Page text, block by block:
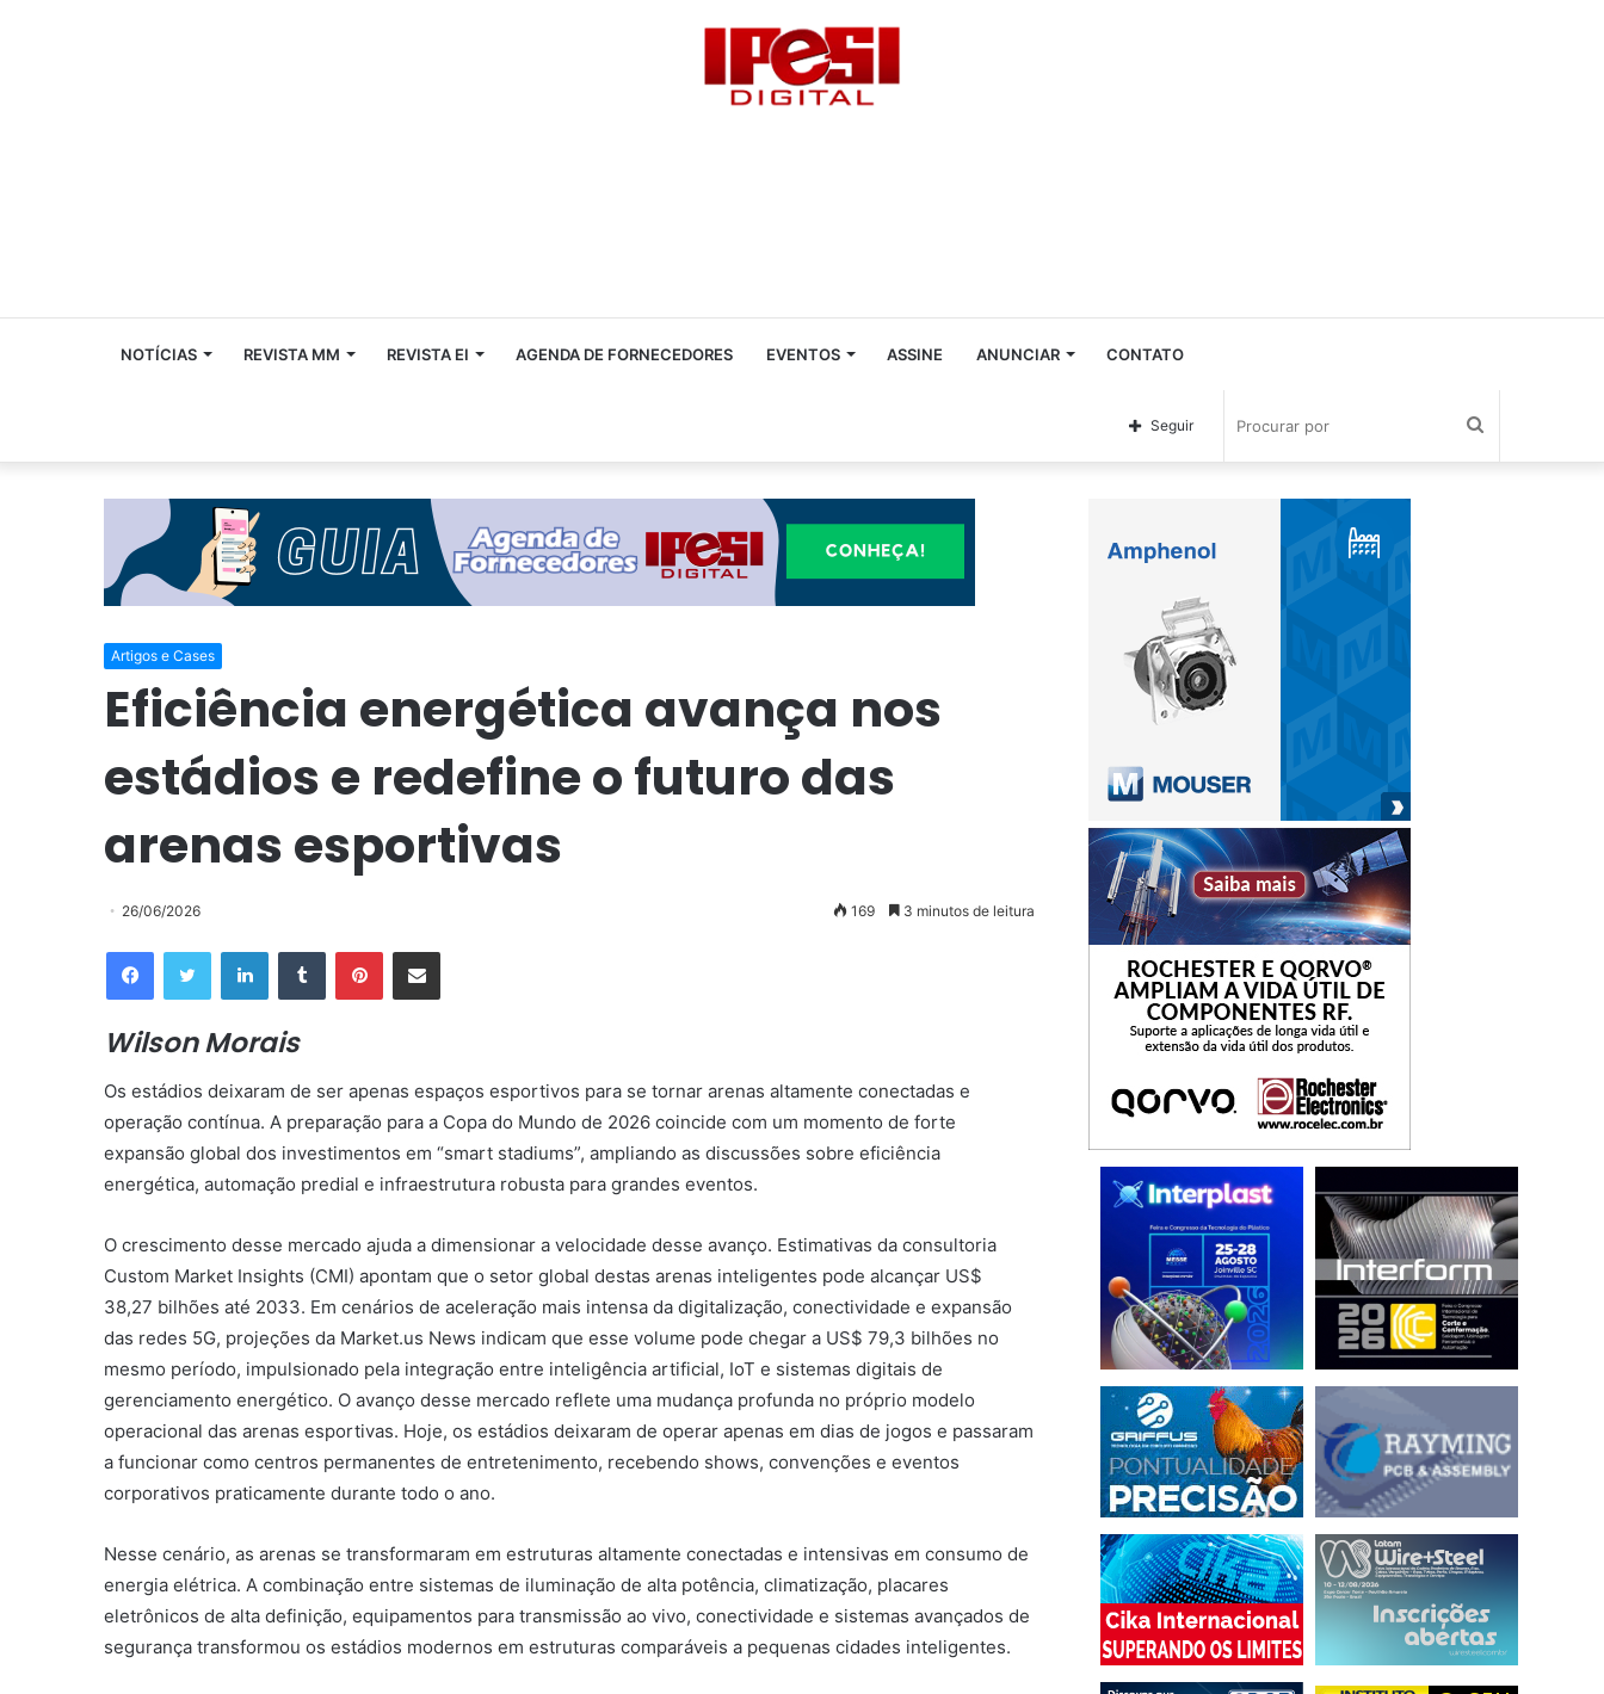
NOTÍCIAS REVISTA MM REVISTA EI AGENDA DE FORNECEDORES EVENTOS ASSINE ANUNCIAR CONTATO
Seguir
Artigos e Cases
Eficiência energética avança nos
estádios e redefine o futuro das
arenas esportivas
26/06/2026 169 3 minutos de leitura
Wilson Morais
Os estádios deixaram de ser apenas espaços esportivos para se tornar arenas altamente conectadas e
operação contínua. A preparação para a Copa do Mundo de 2026 coincide com um momento de forte
expansão global dos investimentos em “smart stadiums”, ampliando as discussões sobre eficiência
energética, automação predial e infraestrutura robusta para grandes eventos.
O crescimento desse mercado ajuda a dimensionar a velocidade desse avanço. Estimativas da consultoria
Custom Market Insights (CMI) apontam que o setor global destas arenas inteligentes pode alcançar US$
38,27 bilhões até 2033. Em cenários de aceleração mais intensa da digitalização, conectividade e expansão
das redes 5G, projeções da Market.us News indicam que esse volume pode chegar a US$ 79,3 bilhões no
mesmo período, impulsionado pela integração entre inteligência artificial, IoT e sistemas digitais de
gerenciamento energético. O avanço desse mercado reflete uma mudança profunda no próprio modelo
operacional das arenas esportivas. Hoje, os estádios deixaram de operar apenas em dias de jogos e passaram
a funcionar como centros permanentes de entretenimento, recebendo shows, convenções e eventos
corporativos praticamente durante todo o ano.
Nesse cenário, as arenas se transformaram em estruturas altamente conectadas e intensivas em consumo de
energia elétrica. A combinação entre sistemas de iluminação de alta potência, climatização, placares
eletrônicos de alta definição, equipamentos para transmissão ao vivo, conectividade e sistemas avançados de
segurança transformou os estádios modernos em estruturas comparáveis a pequenas cidades inteligentes.